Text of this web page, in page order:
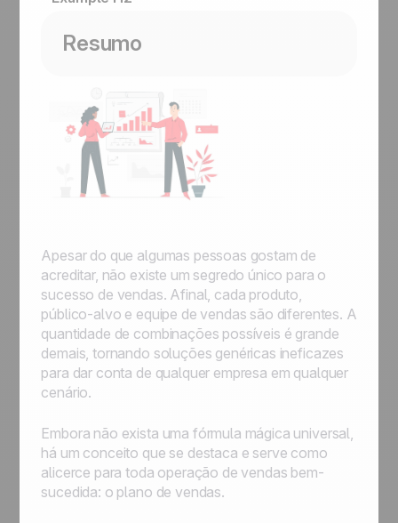
Resumo
Apesar do que algumas pessoas gostam de
acreditar, não existe um segredo único para o
sucesso de vendas. Afinal, cada produto,
público-alvo e equipe de vendas são diferentes. A
quantidade de combinações possíveis é grande
demais, tornando soluções genéricas ineficazes
para dar conta de qualquer empresa em qualquer
cenário.
Embora não exista uma fórmula mágica universal,
há um conceito que se destaca e serve como
alicerce para toda operação de vendas bem-
sucedida: o plano de vendas.